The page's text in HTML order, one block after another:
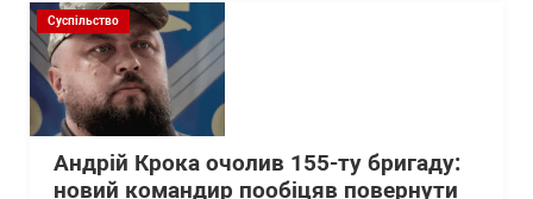
Суспільство
Андрій Крока очолив 155-ту бригаду:
новий командир пообіцяв повернути